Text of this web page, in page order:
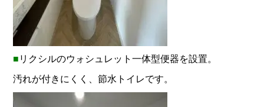
■ リクシルのウォシュレット一体型便器を設置。
汚れが付きにくく、節水トイレです。